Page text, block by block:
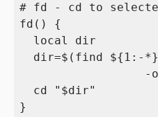
# fd - cd to
fd() {
  local dir
dir=$(find ${1:-
-
  cd "$dir"
}